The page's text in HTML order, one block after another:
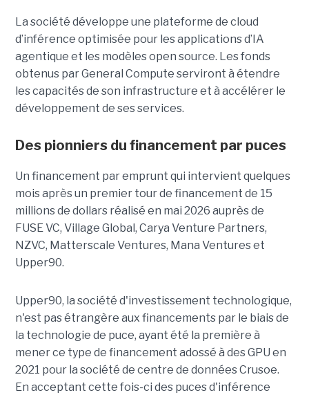
La société développe une plateforme de cloud
d’inférence optimisée pour les applications d’IA
agentique et les modèles open source. Les fonds
obtenus par General Compute serviront à étendre
les capacités de son infrastructure et à accélérer le
développement de ses services.
Des pionniers du financement par puces
Un financement par emprunt qui intervient quelques
mois après un premier tour de financement de 15
millions de dollars réalisé en mai 2026 auprès de
FUSE VC, Village Global, Carya Venture Partners,
NZVC, Matterscale Ventures, Mana Ventures et
Upper90.
Upper90, la société d'investissement technologique,
n'est pas étrangère aux financements par le biais de
la technologie de puce, ayant été la première à
mener ce type de financement adossé à des GPU en
2021 pour la société de centre de données Crusoe.
En acceptant cette fois-ci des puces d'inférence